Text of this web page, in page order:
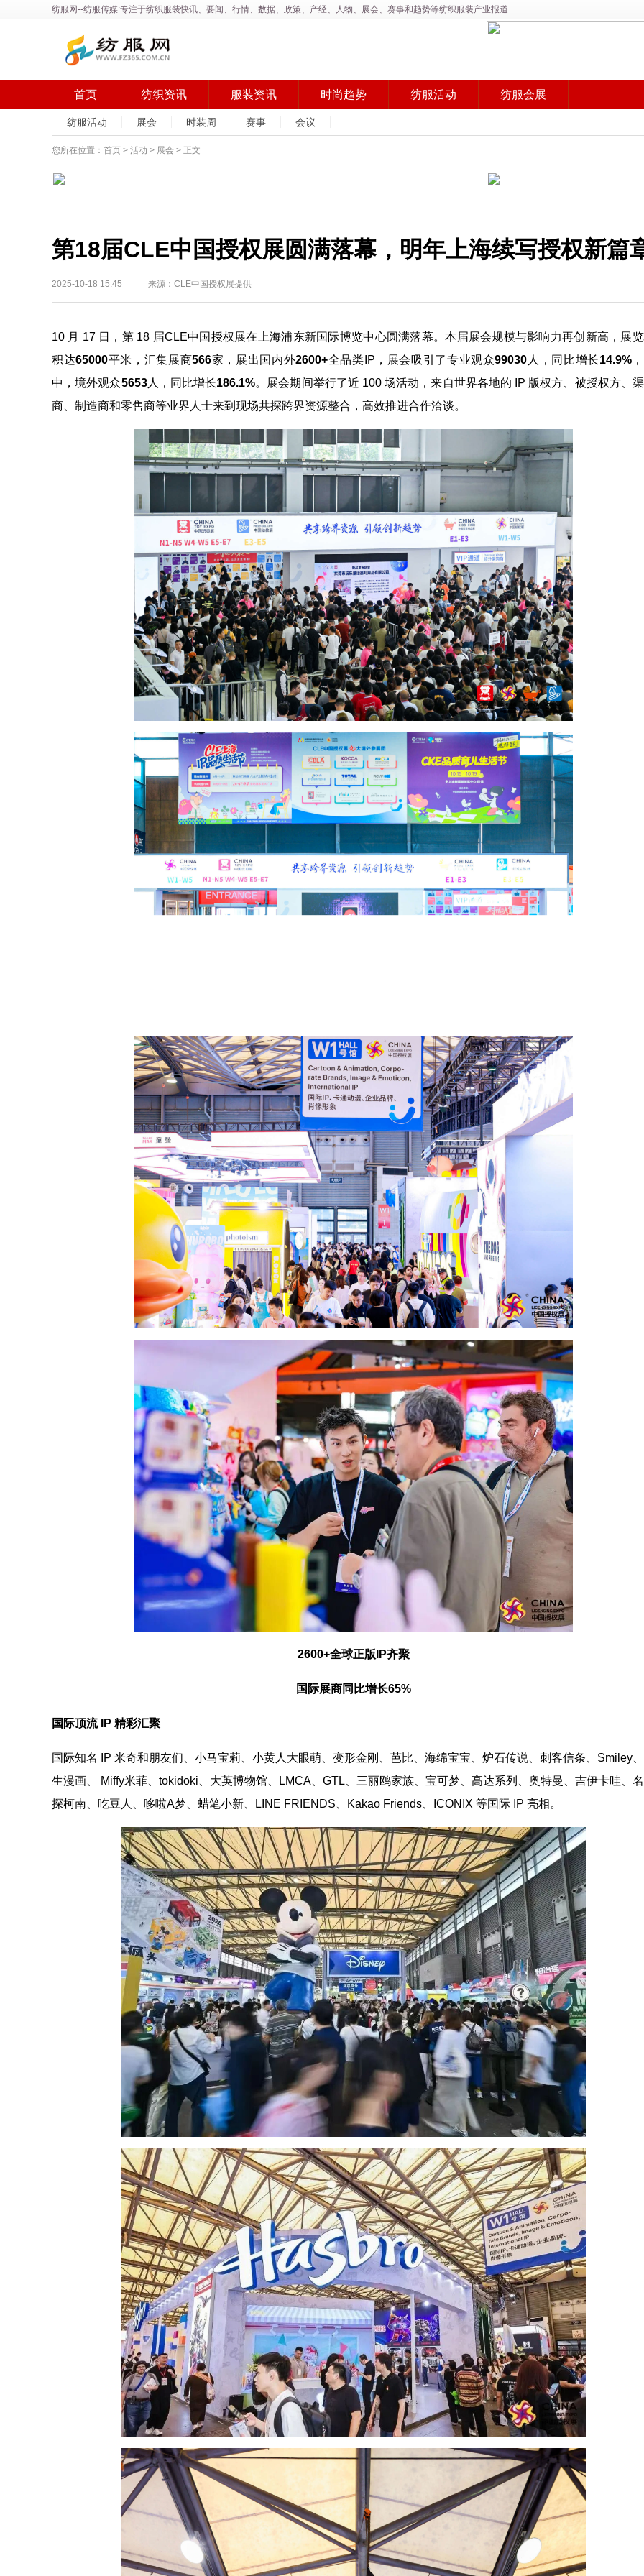
纺服网--纺服传媒:专注于纺织服装快讯、要闻、行情、数据、政策、产经、人物、展会、赛事和趋势等纺织服装产业报道
首页 纺织资讯 服装资讯 时尚趋势 纺服活动 纺服会展
纺服活动 展会 时装周 赛事 会议
您所在位置： 首页 > 活动 > 展会 > 正文
第18届CLE中国授权展圆满落幕，明年上海续写授权新篇
2025-10-18 15:45 来源：CLE中国授权展提供
10 月 17 日，第 18 届CLE中国授权展在上海浦东新国际博览中心圆满落幕。本届展会规模与影响力再创新高，展
积达65000平米，汇集展商566家，展出国内外2600+全品类IP，展会吸引了专业观众99030 人，同比增长14.9%
中，境外观众5653人，同比增长186.1%。展会期间举行了近 100 场活动，来自世界各地的 IP 版权方、被授权方、
商、制造商和零售商等业界人士来到现场共探跨界资源整合，高效推进合作洽谈。
2600+全球正版IP齐聚
国际展商同比增长65%
国际顶流 IP 精彩汇聚
国际知名 IP 米奇和朋友们、小马宝莉、小黄人大眼萌、变形金刚、芭比、海绵宝宝、炉石传说、刺客信条、Smiley
生漫画、 Miffy米菲、tokidoki、大英博物馆、LMCA、GTL、三丽鸥家族、宝可梦、高达系列、奥特曼、吉伊卡哇、
探柯南、吃豆人、哆啦A梦、蜡笔小新、LINE FRIENDS、Kakao Friends、ICONIX 等国际 IP 亮相。